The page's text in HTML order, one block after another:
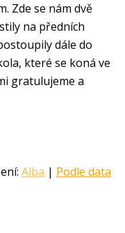
Zde se nám dvě
na předních
dále do
které se koná ve
gratulujeme a
Alba | Podle data